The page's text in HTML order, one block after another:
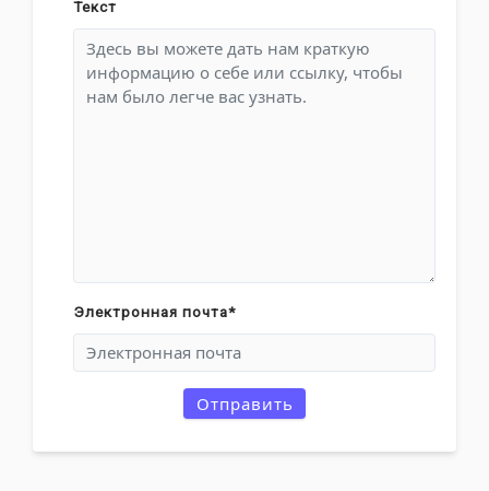
Текст
Электронная почта*
Отправить